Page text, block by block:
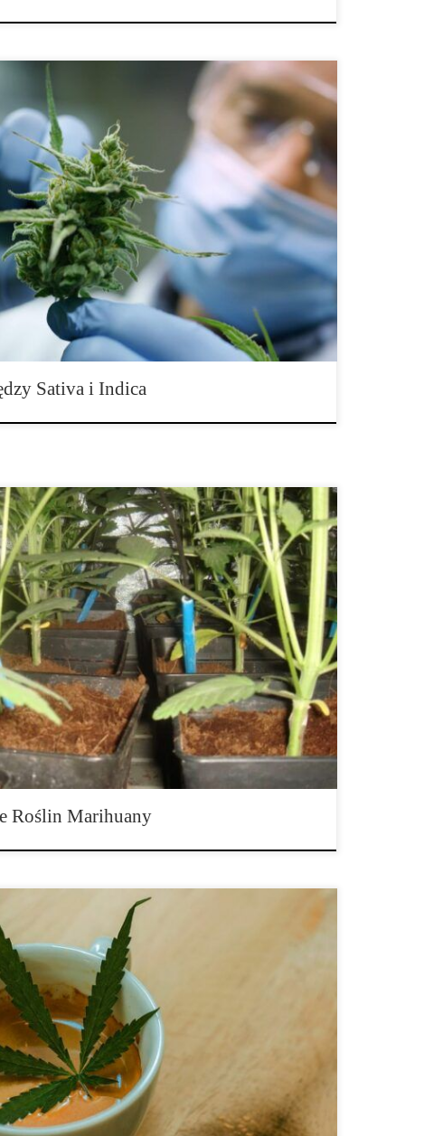
różnica tkwi w terpenach Przez dziesięciolecia konopie
„indica” lub „sativa”, bazując na ich morfologii i efekcie
i badania nad konopiami pokazują, że te pojęcia są
kluczem do zrozumienia różnic między
To […]
Sativa i Indica
roślin na świecie, obok winorośli, która zawiera dużą
terpeny te generują nowe smaki i zapachy, które
cukierki. Aby uzyskać ten rodzaj smaku i cieszyć się
upewnić się, że rośliny są wolne od składników […]
Roślin Marihuany
we wszystkich roślinach, co oznacza, że
się na wiele z nich w naturze, nawet jeśli nieumyślnie.
sosnowy zagajnik lub wypiłeś szklankę soku
delta 3 carene. Delta 3 carene może być również
lub po prostu „3-carene”. Delta 3 […]